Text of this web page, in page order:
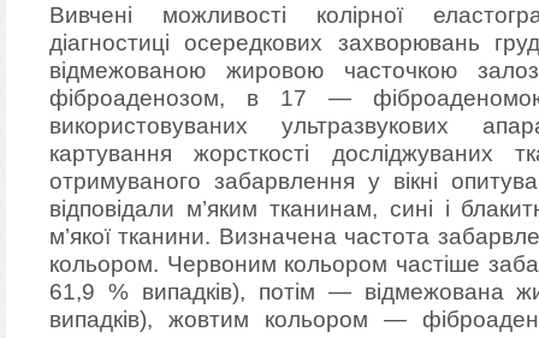
Вивчені можливості колірної
діагностиці осередкових захворювань
відмежованою жировою часточкою
фіброаденозом, в 17 —
використовуваних ультразвукових
картування жорсткості досліджуваних
отримуваного забарвлення у вікні
відповідали м’яким тканинам, сині і
м’якої тканини. Визначена частота
кольором. Червоним кольором частіше
61,9 % випадків), потім — відмежована
випадків), жовтим кольором —